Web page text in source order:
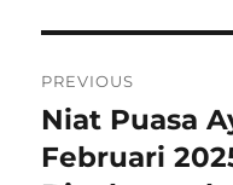
pos
PREVIOUS
Previous
post:
Niat Puasa
Februari